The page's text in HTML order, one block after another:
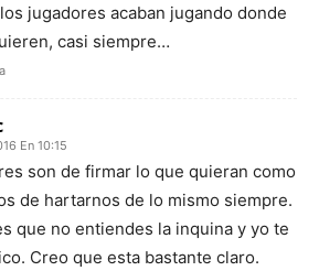
jugadores acaban jugando donde
casi siempre…
En 10:15
son de firmar lo que quieran como
de hartarnos de lo mismo siempre.
que no entiendes la inquina y yo te
Creo que esta bastante claro.